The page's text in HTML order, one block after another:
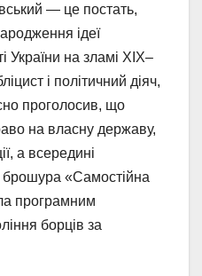
— це постать,
ідеї
України на зламі XIX–
і політичний діяч,
проголосив, що
на власну державу,
а всередині
брошура «Самостійна
програмним
борців за